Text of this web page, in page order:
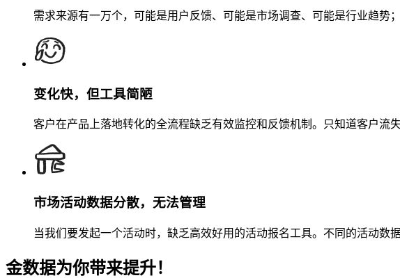
需求来源有一万个，可能是用户反馈、可能是市场调查、可能是行业趋势
变化快，但工具简陋
客户在产品上落地转化的全流程缺乏有效监控和反馈机制。只知道客户流
市场活动数据分散，无法管理
当我们要发起一个活动时，缺乏高效好用的活动报名工具。不同的活动数
金数据为你带来提升！